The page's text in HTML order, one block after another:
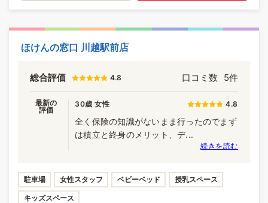
ほけんの窓口 川越駅前店
総合評価 4.8 口コミ数 5件
最新の
評価
30歳 女性 4.8
全く保険の知識がないまま行ったのでまず
は積立と終身のメリット、デ...
続きを読む
駐車場 女性スタッフ ベビーベッド 授乳スペース
キッズスペース